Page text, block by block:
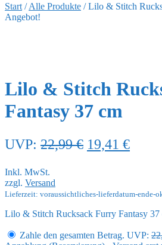
Start /Alle Produkte /Lilo & Stitch
Angebot!
Lilo & Stitch
Fantasy 37 cm
UVP: 22,99€
22,99 €
19,41 €
Inkl. MwSt.
zzgl. Versand
Lieferzeit: voraussichtliches-lieferdatum-ende-
Lilo & Stitch Rucksack Furry Fantasy 37
Zahle den gesamten Betrag. UVP: